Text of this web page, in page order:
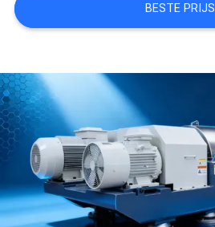
SITEMAP
PRIVACYBELEID
BESTE PRIJS